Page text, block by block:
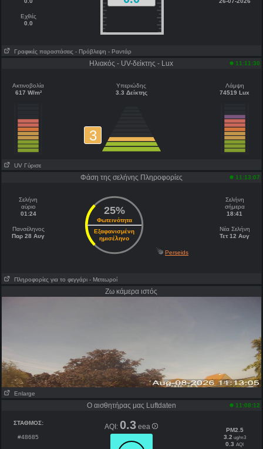
Εχθές
0.0
Γραφικές παραστάσεις - Πρόβλεψη - Ραντάρ
Ηλιακός - UV-δείκτης - Lux 11:11:30
Ακτινοβολία
617 W/m²
Υπεριώδης
3.3 Δείκτης
3
Λάμψη
74519 Lux
UV Γύρισε
Φάση της σελήνης Πληροφορίες 11:13:07
Σελήνη
αύριο
01:24
Πανσέληνος
Παρ 28 Αυγ
25%
Φωτεινότητα
Εξαφανισμένη
ημισέληνο
Σελήνη
σήμερα
18:41
Νέα Σελήνη
Τετ 12 Αυγ
Perseids
Πληροφορίες για το φεγγάρι - Μετεωροί
Ζω κάμερα ιστός
Enlarge
Ο αισθητήρας μας Luftdaten 11:08:12
ΣΤΑΘΜΟΣ:
#48685
AQI:0.3 eea
PM2.5
3.2 ug/m3
0.3 AQI